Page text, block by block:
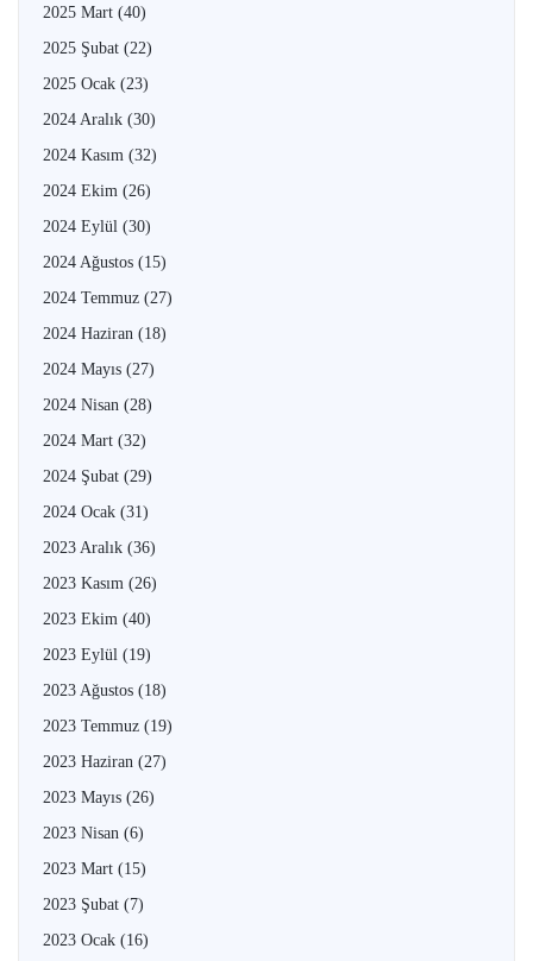
2025 Mart (40)
2025 Şubat (22)
2025 Ocak (23)
2024 Aralık (30)
2024 Kasım (32)
2024 Ekim (26)
2024 Eylül (30)
2024 Ağustos (15)
2024 Temmuz (27)
2024 Haziran (18)
2024 Mayıs (27)
2024 Nisan (28)
2024 Mart (32)
2024 Şubat (29)
2024 Ocak (31)
2023 Aralık (36)
2023 Kasım (26)
2023 Ekim (40)
2023 Eylül (19)
2023 Ağustos (18)
2023 Temmuz (19)
2023 Haziran (27)
2023 Mayıs (26)
2023 Nisan (6)
2023 Mart (15)
2023 Şubat (7)
2023 Ocak (16)